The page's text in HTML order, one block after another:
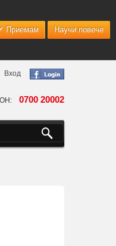
Приемам Научи повече
Вход
0700 20002